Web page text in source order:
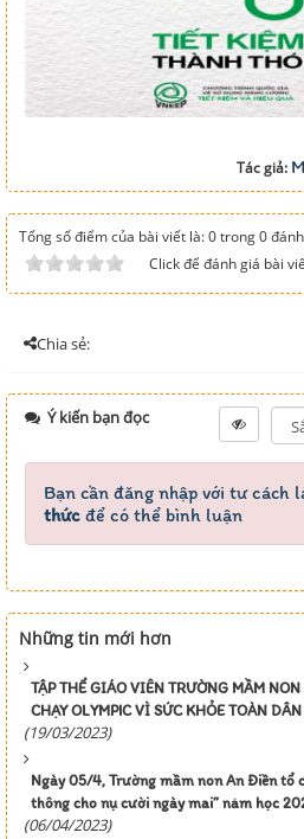
Tác giả:
Tổng số điểm của bài viết là: 0 trong 0
Click để đánh giá bài
Chia sẻ:
Ý kiến bạn đọc
Bạn cần đăng nhập với tư cách
thức để có thể bình luận
Những tin mới hơn
TẬP THỂ GIÁO VIÊN TRƯỜNG MẦM
CHẠY OLYMPIC VÌ SỨC KHỎE TOÀN
(19/03/2023)
Ngày 05/4, Trường mầm non An Điền tổ
thông cho nụ cười ngày mai” năm học
(06/04/2023)